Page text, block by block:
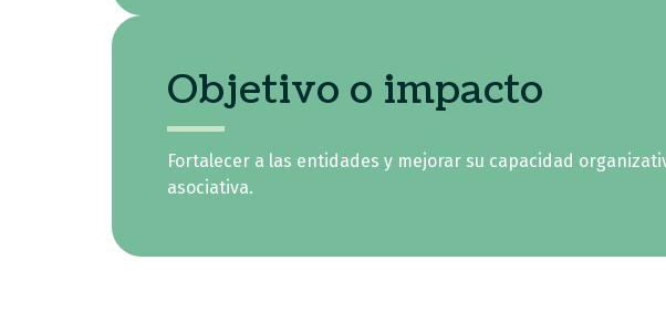
Objetivo o impacto
Fortalecer a las entidades y mejorar su capacidad
asociativa.